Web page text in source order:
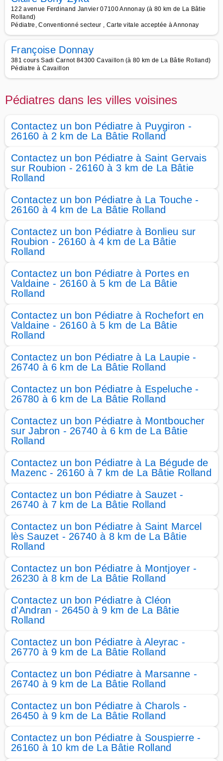
122 avenue Ferdinand Janvier 07100 Annonay (à 80 km de La Bâtie
Rolland)
Pédiatre, Conventionné secteur , Carte vitale acceptée à Annonay
Françoise Donnay
381 cours Sadi Carnot 84300 Cavaillon (à 80 km de La Bâtie Rolland)
Pédiatre à Cavaillon
Pédiatres dans les villes voisines
Contactez un bon Pédiatre à Puygiron -
26160 à 2 km de La Bâtie Rolland
Contactez un bon Pédiatre à Saint Gervais
sur Roubion - 26160 à 3 km de La Bâtie
Rolland
Contactez un bon Pédiatre à La Touche -
26160 à 4 km de La Bâtie Rolland
Contactez un bon Pédiatre à Bonlieu sur
Roubion - 26160 à 4 km de La Bâtie
Rolland
Contactez un bon Pédiatre à Portes en
Valdaine - 26160 à 5 km de La Bâtie
Rolland
Contactez un bon Pédiatre à Rochefort en
Valdaine - 26160 à 5 km de La Bâtie
Rolland
Contactez un bon Pédiatre à La Laupie -
26740 à 6 km de La Bâtie Rolland
Contactez un bon Pédiatre à Espeluche -
26780 à 6 km de La Bâtie Rolland
Contactez un bon Pédiatre à Montboucher
sur Jabron - 26740 à 6 km de La Bâtie
Rolland
Contactez un bon Pédiatre à La Bégude de
Mazenc - 26160 à 7 km de La Bâtie Rolland
Contactez un bon Pédiatre à Sauzet -
26740 à 7 km de La Bâtie Rolland
Contactez un bon Pédiatre à Saint Marcel
lès Sauzet - 26740 à 8 km de La Bâtie
Rolland
Contactez un bon Pédiatre à Montjoyer -
26230 à 8 km de La Bâtie Rolland
Contactez un bon Pédiatre à Cléon
d'Andran - 26450 à 9 km de La Bâtie
Rolland
Contactez un bon Pédiatre à Aleyrac -
26770 à 9 km de La Bâtie Rolland
Contactez un bon Pédiatre à Marsanne -
26740 à 9 km de La Bâtie Rolland
Contactez un bon Pédiatre à Charols -
26450 à 9 km de La Bâtie Rolland
Contactez un bon Pédiatre à Souspierre -
26160 à 10 km de La Bâtie Rolland